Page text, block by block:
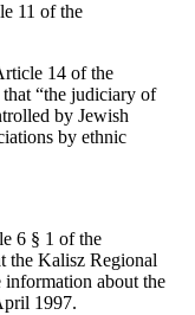
11 of the
14 of the
“the judiciary of
by Jewish
by ethnic
6 § 1 of the
the Kalisz Regional
about the
1997.